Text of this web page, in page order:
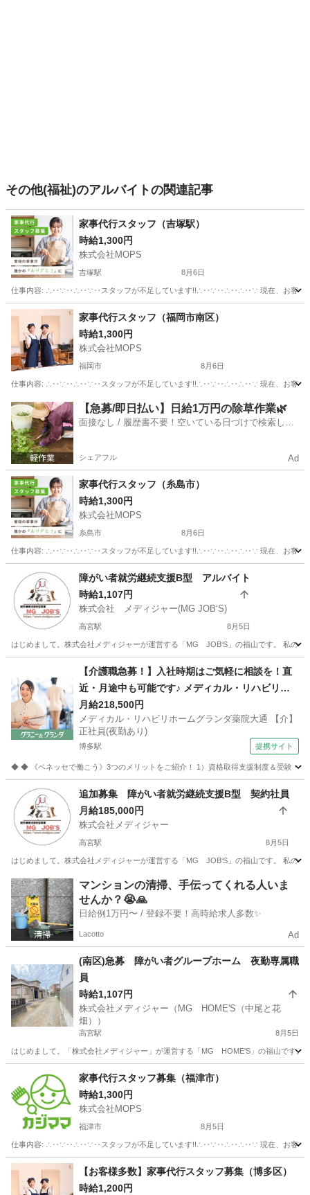
その他(福祉)のアルバイトの関連記事
家事代行スタッフ（吉塚駅）
時給1,300円
株式会社MOPS
吉塚駅 8月6日
仕事内容: ∴‥∵‥∴‥∵‥スタッフが不足しています!!∴‥∵‥∴‥∴‥∵ 現在、お客様から多
福岡 福岡市 吉塚駅 ホームヘルパー スタッフ
家事代行スタッフ（福岡市南区）
時給1,300円
株式会社MOPS
福岡市 8月6日
仕事内容: ∴‥∵‥∴‥∵‥スタッフが不足しています!!∴‥∵‥∴‥∴‥∵ 現在、お客様から多
福岡 福岡市 ホームヘルパー スタッフ
【急募/即日払い】日給1万円の除草作業🌿
面接なし / 履歴書不要！空いている日づけで検索して
シェアフル Ad
家事代行スタッフ（糸島市）
時給1,300円
株式会社MOPS
糸島市 8月6日
仕事内容: ∴‥∵‥∴‥∵‥スタッフが不足しています!!∴‥∵‥∴‥∴‥∵ 現在、お客様から多
糸島市 ホームヘルパー スタッフ
障がい者就労継続支援B型 アルバイト
時給1,107円
株式会社 メディジャー(MG JOB‘S)
高宮駅 8月5日
はじめまして。株式会社メディジャーが運営する「MG JOB‘S」の福山です。 私の
高宮駅 福祉 B型
【介護職急募！】入社時期はご気軽に相談を！直
近・月途中も可能です♪ メディカル・リハビリホ
ームグランダ薬院大通 【介】正社員(夜勤あり) 老
人介護施設スタッフ
月給218,500円
メディカル・リハビリホームグランダ薬院大通 【介】
正社員(夜勤あり)
博多駅 提携サイト
◆ ◆ 《ベネッセで働こう》3つのメリットをご紹介！ 1）資格取得支援制度＆受験・
福岡市 博多駅 介護
追加募集 障がい者就労継続支援B型 契約社員
月給185,000円
株式会社メディジャー
高宮駅 8月5日
はじめまして。株式会社メディジャーが運営する「MG JOB‘S」の福山です。 私の
福岡 福岡市 高宮駅 その他 B型
マンションの清掃、手伝ってくれる人いま
せんか？😭🙏
日給例1万円〜 / 登録不要！高時給求人多数✨
Lacotto Ad
(南区)急募 障がい者グループホーム 夜勤専属職
員
時給1,107円
株式会社メディジャー（MG HOME'S（中尾と花
畑））
高宮駅 8月5日
はじめまして。「株式会社メディジャー」が運営する「MG HOME'S」の福山です。
福岡市 高宮駅 福祉 グループホーム
家事代行スタッフ募集（福津市）
時給1,300円
株式会社MOPS
福津市 8月5日
仕事内容: ∴‥∵‥∴‥∵‥スタッフが不足しています!!∴‥∵‥∴‥∴‥∵ 現在、お客様から多
福岡 福津市 ホームヘルパー スタッフ
【お客様多数】家事代行スタッフ募集（博多区）
時給1,200円